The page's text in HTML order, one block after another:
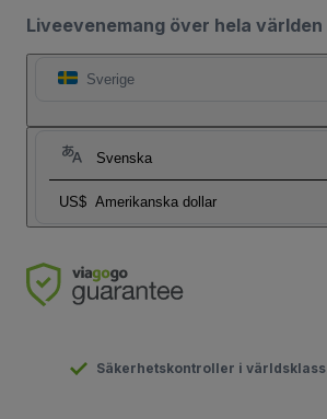
Liveevenemang över hela världen
Sverige
Svenska
US$ Amerikanska dollar
Säkerhetskontroller i världsklass